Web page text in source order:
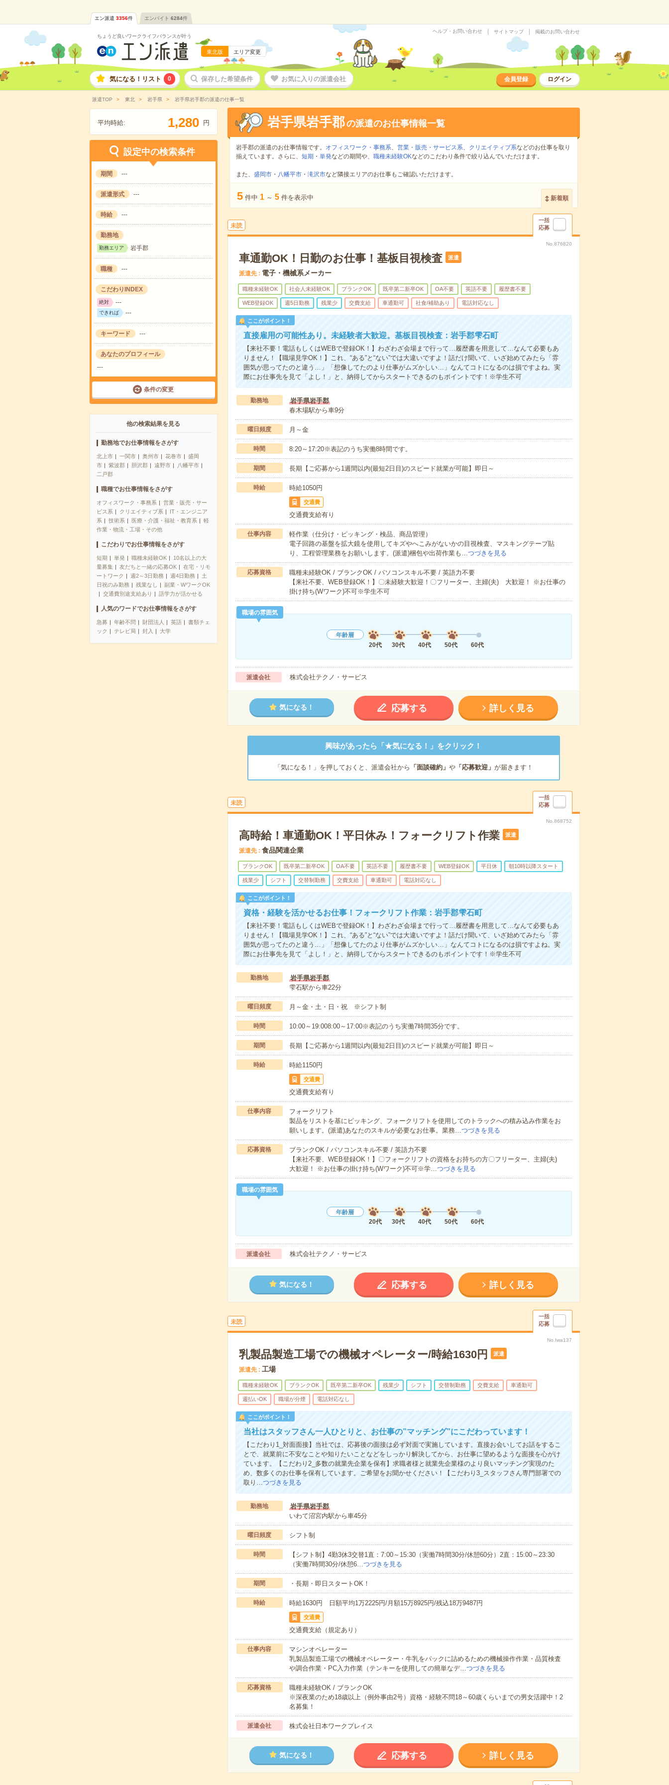
エン派遣 3356件 エンバイト 6284件
ちょうど良いワークライフバランスが叶う
東北版 エリア変更
ヘルプ・お問い合わせ サイトマップ 掲載のお問い合わせ
気になる！リスト 0 保存した希望条件 お気に入りの派遣会社 会員登録 ログイン
派遣TOP 東北 岩手県 岩手県岩手郡の派遣の仕事一覧
平均時給: 1,280 円
設定中の検索条件
期間 ---
派遣形式 ---
時給 ---
勤務地
勤務エリア 岩手郡
職種 ---
こだわりINDEX
絶対 ---
できれば ---
キーワード ---
あなたのプロフィール
---
条件の変更
他の検索結果を見る
勤務地でお仕事情報をさがす
北上市 一関市 奥州市 花巻市
盛岡
市
紫波郡 胆沢郡 遠野市
八幡平市
二戸郡
職種でお仕事情報をさがす
オフィスワーク・事務系
営業・販売・サー
ビス系
クリエイティブ系
IT・エンジニア
系
技術系 医療・介護・福祉・教育系
軽
作業・物流・工場・その他
こだわりでお仕事情報をさがす
短期 単発 職種未経験OK
10名以上の大
量募集
友だちと一緒の応募OK
在宅・リモ
ートワーク
週2～3日勤務 週4日勤務
土
日祝のみ勤務
残業なし
副業・WワークOK
交通費別途支給あり
語学力が活かせる
人気のワードでお仕事情報をさがす
急募 年齢不問 財団法人 英語
書類チェ
ック
テレビ局 封入 大学
岩手県岩手郡の派遣のお仕事情報一覧
岩手郡の派遣のお仕事情報です。 オフィスワーク・事務系、 営業・販売・サービス系、 クリエイティブ系などのお仕事を取り
揃えています。さらに、 短期 ・ 単発などの期間や、 職種未経験OKなどのこだわり条件で絞り込んでいただけます。
また、 盛岡市・ 八幡平市・ 滝沢市など隣接エリアのお仕事もご確認いただけます。
5 件中 1 ～ 5 件を表示中 新着順
未読
一括
応募
No.876820
車通勤OK！日勤のお仕事！基板目視検査 派遣
派遣先 電子・機械系メーカー
職種未経験OK 社会人未経験OK ブランクOK 既卒第二新卒OK OA不要 英語不要 履歴書不要
WEB登録OK 週5日勤務 残業少 交費支給 車通勤可 社食/補助あり 電話対応なし
ここがポイント！
直接雇用の可能性あり。未経験者大歓迎。基板目視検査：岩手郡雫石町
【来社不要！電話もしくはWEBで登録OK！】わざわざ会場まで行って…履歴書を用意して…なんて必要もあ
りません！【職場見学OK！】これ、“ある”と“ない”では大違いですよ！話だけ聞いて、いざ始めてみたら「雰
囲気が思ってたのと違う…」「想像してたのより仕事がムズかしい…」なんてコトになるのは損ですよね。実
際にお仕事先を見て「よし！」と、納得してからスタートできるのもポイントです！※学生不可
勤務地
岩手県岩手郡
春木場駅から車9分
曜日頻度 月～金
時間 8:20～17:20※表記のうち実働8時間です。
期間 長期【ご応募から1週間以内(最短2日目)のスピード就業が可能】即日～
時給 時給1050円
交通費
交通費支給有り
仕事内容
軽作業（仕分け・ピッキング・検品、商品管理）
電子回路の基盤を拡大鏡を使用してキズやへこみがないかの目視検査、マスキングテープ貼
り、工程管理業務をお願いします。(派遣)梱包や出荷作業も…つづきを見る
応募資格
職種未経験OK / ブランクOK / パソコンスキル不要 / 英語力不要
【来社不要、WEB登録OK！】〇未経験大歓迎！〇フリーター、主婦(夫) 大歓迎！ ※お仕事の
掛け持ち(Wワーク)不可※学生不可
職場の雰囲気
年齢層
20代
30代 40代 50代 60代
派遣会社 株式会社テクノ・サービス
気になる！ 応募する 詳しく見る
興味があったら「★気になる！」をクリック！
「気になる！」を押しておくと、派遣会社から 「面談確約」 や「応募歓迎」 が届きます！
未読
一括
応募
No.868752
高時給！車通勤OK！平日休み！フォークリフト作業 派遣
派遣先 食品関連企業
ブランクOK 既卒第二新卒OK OA不要 英語不要 履歴書不要 WEB登録OK 平日休 朝10時以降スタート
残業少 シフト 交替制勤務 交費支給 車通勤可 電話対応なし
ここがポイント！
資格・経験を活かせるお仕事！フォークリフト作業：岩手郡雫石町
【来社不要！電話もしくはWEBで登録OK！】わざわざ会場まで行って…履歴書を用意して…なんて必要もあ
りません！【職場見学OK！】これ、“ある”と“ない”では大違いですよ！話だけ聞いて、いざ始めてみたら「雰
囲気が思ってたのと違う…」「想像してたのより仕事がムズかしい…」なんてコトになるのは損ですよね。実
際にお仕事先を見て「よし！」と、納得してからスタートできるのもポイントです！※学生不可
勤務地
岩手県岩手郡
雫石駅から車22分
曜日頻度 月～金・土・日・祝 ※シフト制
時間 10:00～19:008:00～17:00※表記のうち実働7時間35分です。
期間 長期【ご応募から1週間以内(最短2日目)のスピード就業が可能】即日～
時給 時給1150円
交通費
交通費支給有り
仕事内容
フォークリフト
製品をリストを基にピッキング、フォークリフトを使用してのトラックへの積み込み作業をお
願いします。(派遣)あなたのスキルが必要なお仕事。業務… つづきを見る
応募資格
ブランクOK / パソコンスキル不要 / 英語力不要
【来社不要、WEB登録OK！】〇フォークリフトの資格をお持ちの方〇フリーター、主婦(夫)
大歓迎！ ※お仕事の掛け持ち(Wワーク)不可※学… つづきを見る
職場の雰囲気
年齢層
20代
30代 40代 50代 60代
派遣会社 株式会社テクノ・サービス
気になる！ 応募する 詳しく見る
未読
一括
応募
No.Iwa137
乳製品製造工場での機械オペレーター/時給1630円 派遣
派遣先 工場
職種未経験OK ブランクOK 既卒第二新卒OK 残業少 シフト 交替制勤務 交費支給 車通勤可
週払いOK 職場が分煙 電話対応なし
ここがポイント！
当社はスタッフさん一人ひとりと、お仕事の”マッチング”にこだわっています！
【こだわり1_対面面接】当社では、応募後の面接は必ず対面で実施しています。直接お会いしてお話をするこ
とで、就業前に不安なことや知りたいことなどをしっかり解決してから、お仕事に望めるような面接を心がけ
ています。【こだわり2_多数の就業先企業を保有】求職者様と就業先企業様のより良いマッチング実現のた
め、数多くのお仕事を保有しています。ご希望をお聞かせください！【こだわり3_スタッフさん専門部署での
取り…つづきを見る
勤務地
岩手県岩手郡
いわて沼宮内駅から車45分
曜日頻度 シフト制
時間
【シフト制】4勤3休3交替1直：7:00～15:30（実働7時間30分/休憩60分）2直：15:00～23:30
（実働7時間30分/休憩6…つづきを見る
期間 ・長期・即日スタートOK！
時給 時給1630円 日額平均1万2225円/月額15万8925円/残込18万9487円
交通費
交通費支給（規定あり）
仕事内容
マシンオペレーター
乳製品製造工場での機械オペレーター・牛乳をパックに詰めるための機械操作作業・品質検査
や調合作業・PC入力作業（テンキーを使用しての簡単なデ…つづきを見る
応募資格
職種未経験OK / ブランクOK
※深夜業のため18歳以上（例外事由2号）資格・経験不問18～60歳くらいまでの男女活躍中！2
名募集！
派遣会社 株式会社日本ワークプレイス
気になる！ 応募する 詳しく見る